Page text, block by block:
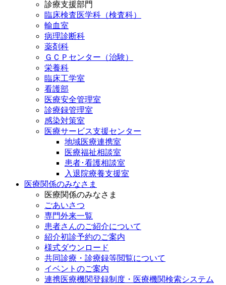
診療支援部門
臨床検査医学科（検査科）
輸血室
病理診断科
薬剤科
ＧＣＰセンター（治験）
栄養科
臨床工学室
看護部
医療安全管理室
診療録管理室
感染対策室
医療サービス支援センター
地域医療連携室
医療福祉相談室
患者･看護相談室
入退院療養支援室
医療関係のみなさま
医療関係のみなさま
ごあいさつ
専門外来一覧
患者さんのご紹介について
紹介初診予約のご案内
様式ダウンロード
共同診療・診療録等閲覧について
イベントのご案内
連携医療機関登録制度・医療機関検索システム